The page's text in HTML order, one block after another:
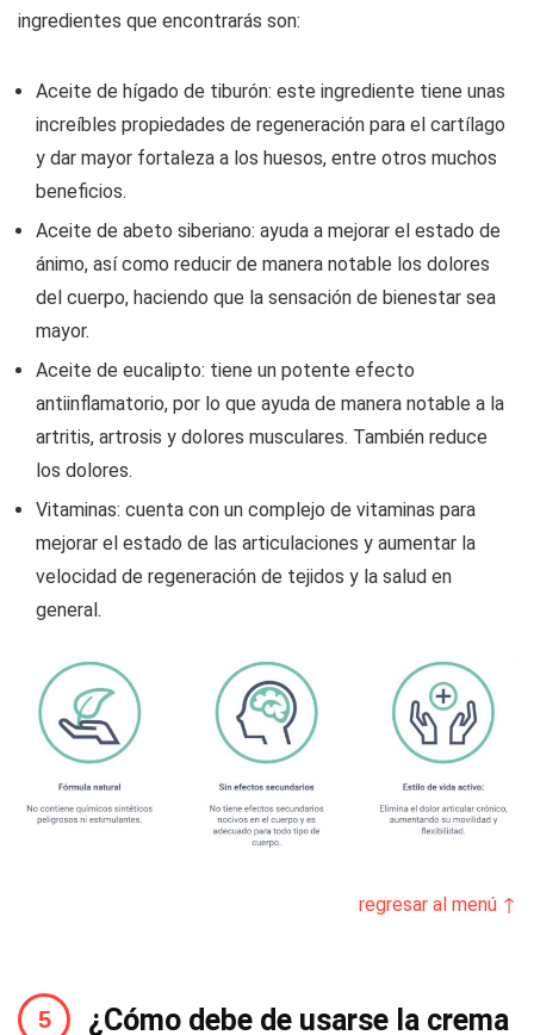
ingredientes que encontrarás son:
Aceite de hígado de tiburón: este ingrediente tiene unas
increíbles propiedades de regeneración para el cartílago
y dar mayor fortaleza a los huesos, entre otros muchos
beneficios.
Aceite de abeto siberiano: ayuda a mejorar el estado de
ánimo, así como reducir de manera notable los dolores
del cuerpo, haciendo que la sensación de bienestar sea
mayor.
Aceite de eucalipto: tiene un potente efecto
antiinflamatorio, por lo que ayuda de manera notable a la
artritis, artrosis y dolores musculares. También reduce
los dolores.
Vitaminas: cuenta con un complejo de vitaminas para
mejorar el estado de las articulaciones y aumentar la
velocidad de regeneración de tejidos y la salud en
general.
regresar al menú ↑
¿Cómo debe de usarse la crema